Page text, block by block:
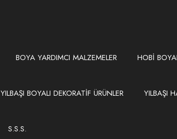
BOYA YARDIMCI MALZEMELER HOBİ
YILBAŞI BOYALI DEKORATİF ÜRÜNLER YILBAŞI
S.S.S.